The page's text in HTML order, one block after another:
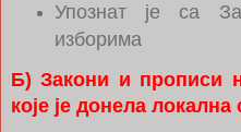
Упознат је са
изборима
Б) Закони и прописи
које је донела